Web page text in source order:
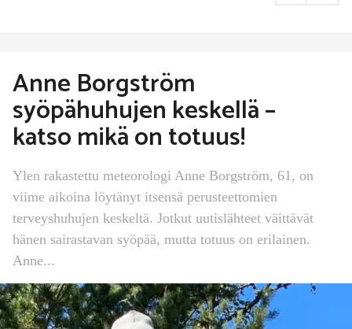
Anne Borgström
syöpähuhujen keskellä –
katso mikä on totuus!
Ylen rakastettu meteorologi Anne Borgström, 61, on
viime aikoina löytänyt itsensä perusteettomien
terveyshuhujen keskeltä. Jotkut uutislähteet väittävät
hänen sairastavan syöpää, mutta totuus on erilainen.
Anne...